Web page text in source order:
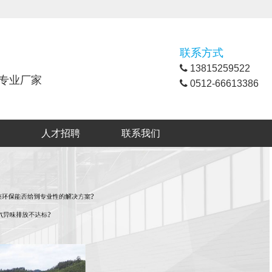
业厂家
联系方式
13815259522
0512-66613386
人才招聘 联系我们